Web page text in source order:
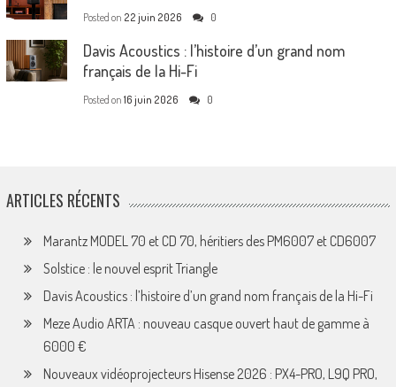
Posted on 22 juin 2026 0
Davis Acoustics : l’histoire d’un grand nom
français de la Hi-Fi
Posted on 16 juin 2026 0
ARTICLES RÉCENTS
Marantz MODEL 70 et CD 70, héritiers des PM6007 et CD6007
Solstice : le nouvel esprit Triangle
Davis Acoustics : l’histoire d’un grand nom français de la Hi-Fi
Meze Audio ARTA : nouveau casque ouvert haut de gamme à
6000 €
Nouveaux vidéoprojecteurs Hisense 2026 : PX4-PRO, L9Q PRO,